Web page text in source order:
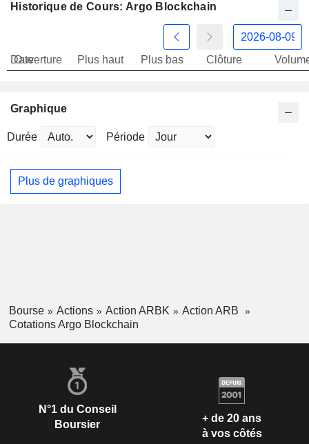
Historique de Cours: Argo Blockchain
Date
Ouverture Plus haut Plus bas Clôture
Graphique
Durée Période
Plus de graphiques
Bourse Actions Action ARBK
Action ARB
Cotations Argo Blockchain
N°1 du Conseil
Boursier
+ de 20 ans
à vos côtés